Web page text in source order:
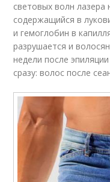
световых волн лазера
содержащийся в
и гемоглобин в
разрушается и
недели после
сразу: волос после